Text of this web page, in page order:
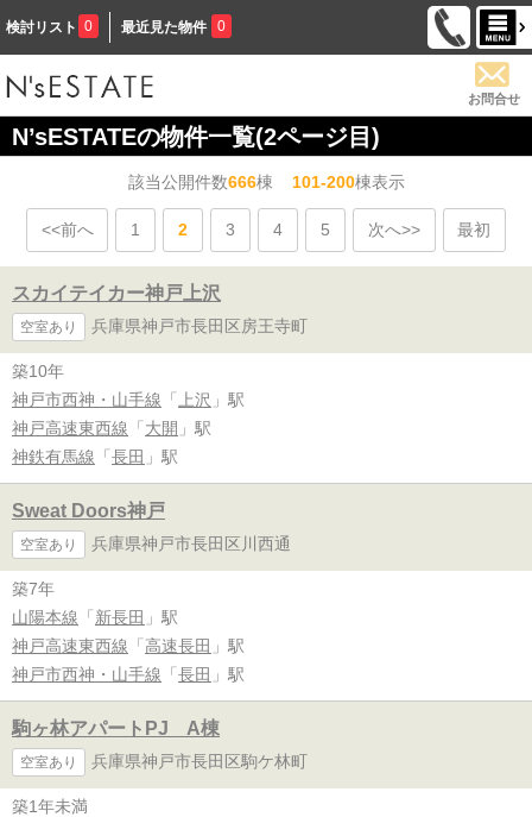
検討リスト 0 最近見た物件 0
お問合せ
N’sESTATEの物件一覧(2ページ目)
該当公開件数666棟 101-200棟表示
<<前へ 1 2 3 4 5 次へ>> 最初
スカイテイカー神戸上沢
空室あり 兵庫県神戸市長田区房王寺町
築10年
神戸市西神・山手線 「 上沢 」駅
神戸高速東西線 「 大開 」駅
神鉄有馬線 「 長田 」駅
Sweat Doors神戸
空室あり 兵庫県神戸市長田区川西通
築7年
山陽本線 「 新長田 」駅
神戸高速東西線 「 高速長田 」駅
神戸市西神・山手線 「 長田 」駅
駒ヶ林アパートPJ A棟
空室あり 兵庫県神戸市長田区駒ケ林町
築1年未満